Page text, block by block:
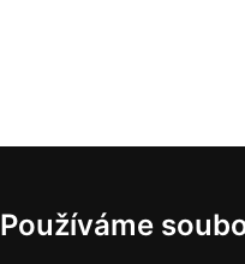
Používáme